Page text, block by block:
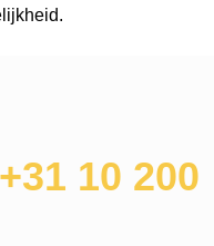
10 200